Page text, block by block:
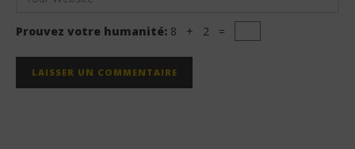
Prouvez votre humanité: 8 + 2 =